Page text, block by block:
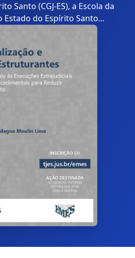
Santo (CGJ-ES), a Escola da
do Espírito Santo...